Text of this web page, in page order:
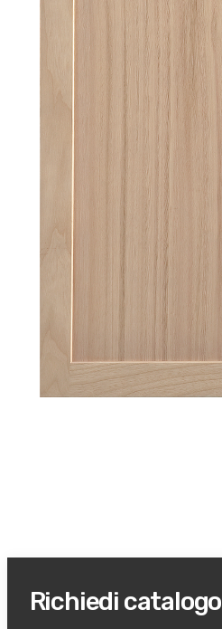
Richiedi catalogo